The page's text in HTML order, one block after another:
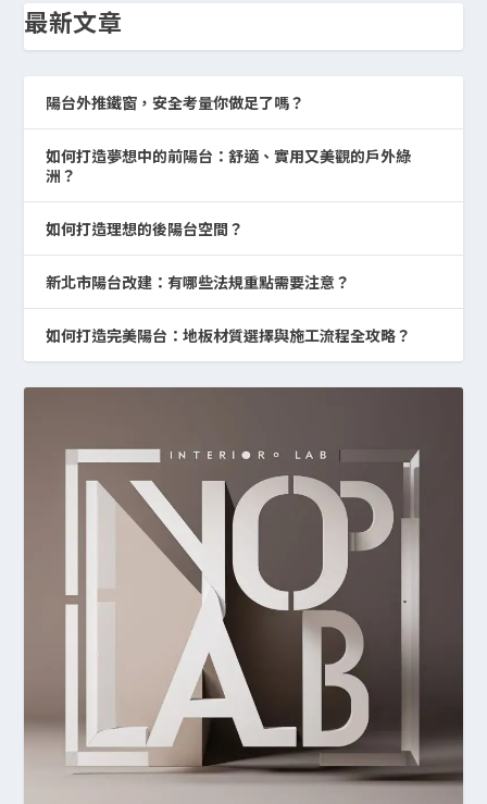
最新文章
陽台外推鐵窗，安全考量你做足了嗎？
如何打造夢想中的前陽台：舒適、實用又美觀的戶外綠
洲？
如何打造理想的後陽台空間？
新北市陽台改建：有哪些法規重點需要注意？
如何打造完美陽台：地板材質選擇與施工流程全攻略？